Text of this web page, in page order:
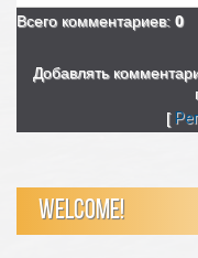
Всего комментариев: 0
Добавлять
[
WELCOME!